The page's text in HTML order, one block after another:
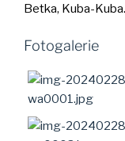
Betka, Kuba-
Fotogalerie